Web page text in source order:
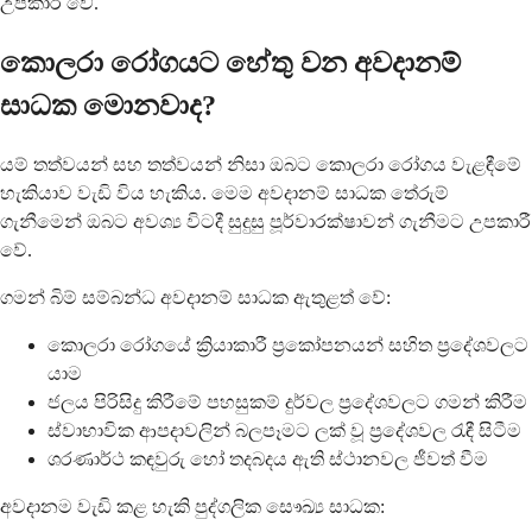
කොලරා රෝගයට හේතු වන අවදානම්
සාධක මොනවාද?
යම් තත්වයන් සහ තත්වයන් නිසා ඔබට කොලරා රෝගය වැළඳීමේ
හැකියාව වැඩි විය හැකිය. මෙම අවදානම් සාධක තේරුම්
ගැනීමෙන් ඔබට අවශ්‍ය විටදී සුදුසු පූර්වාරක්ෂාවන් ගැනීමට උපකාරී
වේ.
ගමන් බිම් සම්බන්ධ අවදානම් සාධක ඇතුළත් වේ:
කොලරා රෝගයේ ක්‍රියාකාරී ප්‍රකෝපනයන් සහිත ප්‍රදේශවලට
යාම
ජලය පිරිසිදු කිරීමේ පහසුකම් දුර්වල ප්‍රදේශවලට ගමන් කිරීම
ස්වාභාවික ආපදාවලින් බලපෑමට ලක් වූ ප්‍රදේශවල රැඳී සිටීම
ශරණාර්ථ කඳවුරු හෝ තදබදය ඇති ස්ථානවල ජීවත් වීම
අවදානම වැඩි කළ හැකි පුද්ගලික සෞඛ්‍ය සාධක: